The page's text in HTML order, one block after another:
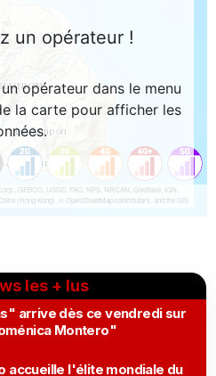
les + lus
arrive dès ce vendredi sur
Montero"
accueille l'élite mondiale du